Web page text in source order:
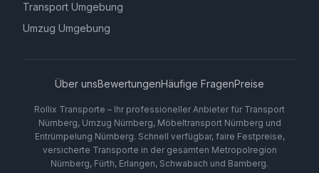
Transport Umgebung
Umzug Umgebung
Über unsBewertungenHäufige FragenPreise
Rollix Transporte – Ihr professioneller Anbieter für Transport
Nürnberg, Umzug Nürnberg, Möbeltransport Nürnberg und
Entrümpelung Nürnberg. Schnell verfügbar, faire Festpreise,
versicherte Transporte in der gesamten Metropolregion
Nürnberg, Fürth, Erlangen, Schwabach und Bamberg.